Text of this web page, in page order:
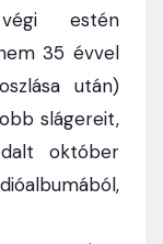
estén
35 évvel
után)
slágereit,
október